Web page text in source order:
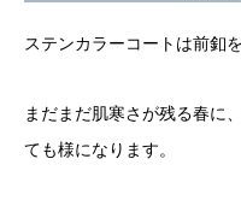
ステンカラーコートは前釦
まだまだ肌寒さが残る春に
ても様になります。